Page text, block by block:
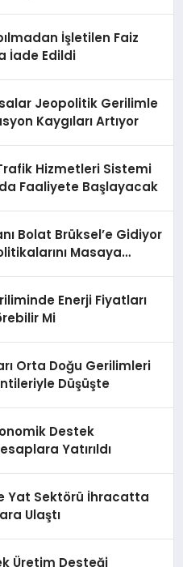
İşletilen Faiz
İade Edildi
Jeopolitik Gerilimle
Kaygıları Artıyor
Hizmetleri Sistemi
Faaliyete Başlayacak
Bolat Brüksel’e Gidiyor
Masaya
Enerji Fiyatları
Mi
Orta Doğu Gerilimleri
Düşüşte
Destek
Yatırıldı
Yat Sektörü İhracatta
Ulaştı
Üretim Desteği